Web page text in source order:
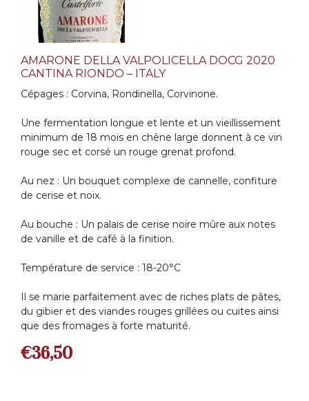
AMARONE DELLA VALPOLICELLA DOCG 2020
CANTINA RIONDO – ITALY
Cépages : Corvina, Rondinella, Corvinone.
Une fermentation longue et lente et un vieillissement
minimum de 18 mois en chêne large donnent à ce vin
rouge sec et corsé un rouge grenat profond.
Au nez : Un bouquet complexe de cannelle, confiture
de cerise et noix.
Au bouche : Un palais de cerise noire mûre aux notes
de vanille et de café à la finition.
Température de service : 18-20°C
Il se marie parfaitement avec de riches plats de pâtes,
du gibier et des viandes rouges grillées ou cuites ainsi
que des fromages à forte maturité.
€36,50